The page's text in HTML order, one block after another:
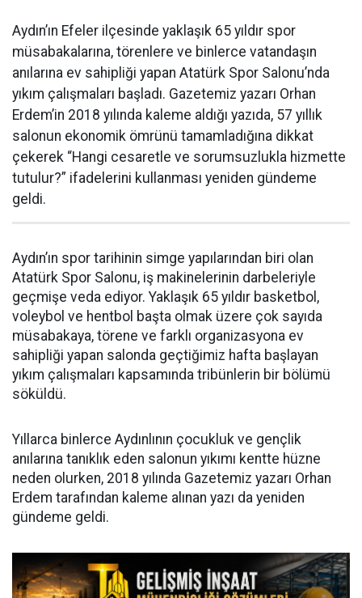
Aydın’ın Efeler ilçesinde yaklaşık 65 yıldır spor
müsabakalarına, törenlere ve binlerce vatandaşın
anılarına ev sahipliği yapan Atatürk Spor Salonu’nda
yıkım çalışmaları başladı. Gazetemiz yazarı Orhan
Erdem’in 2018 yılında kaleme aldığı yazıda, 57 yıllık
salonun ekonomik ömrünü tamamladığına dikkat
çekerek “Hangi cesaretle ve sorumsuzlukla hizmette
tutulur?” ifadelerini kullanması yeniden gündeme
geldi.
Aydın’ın spor tarihinin simge yapılarından biri olan
Atatürk Spor Salonu, iş makinelerinin darbeleriyle
geçmişe veda ediyor. Yaklaşık 65 yıldır basketbol,
voleybol ve hentbol başta olmak üzere çok sayıda
müsabakaya, törene ve farklı organizasyona ev
sahipliği yapan salonda geçtiğimiz hafta başlayan
yıkım çalışmaları kapsamında tribünlerin bir bölümü
söküldü.
Yıllarca binlerce Aydınlının çocukluk ve gençlik
anılarına tanıklık eden salonun yıkımı kentte hüzne
neden olurken, 2018 yılında Gazetemiz yazarı Orhan
Erdem tarafından kaleme alınan yazı da yeniden
gündeme geldi.